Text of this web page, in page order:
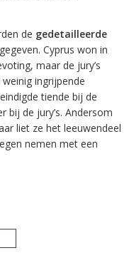
de gedetailleerde
Cyprus won in
maar de jury’s
ingrijpende
tiende bij de
bij de jury’s. Andersom
liet ze het leeuwendeel
nemen met een